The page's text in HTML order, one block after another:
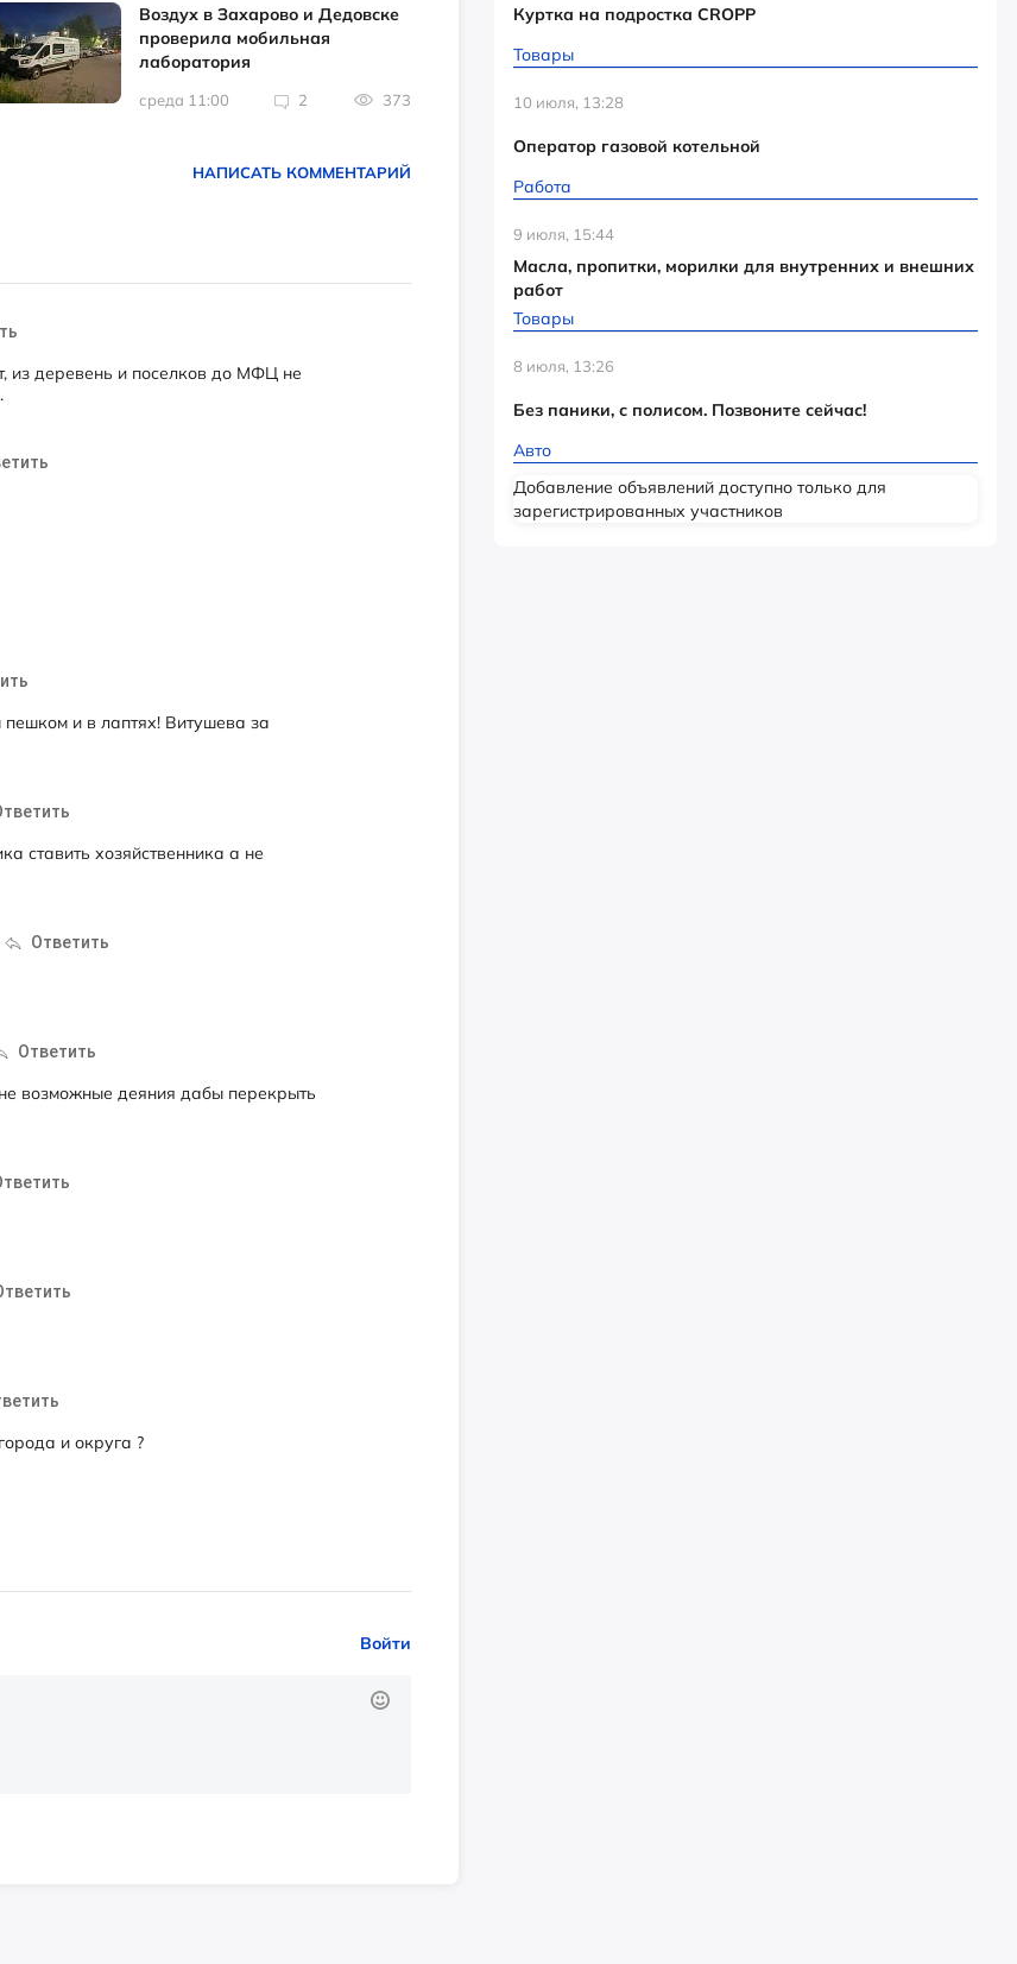
Воздух в Захарово и Дедовске
проверила мобильная
лаборатория
среда 11:00 2 373
НАПИСАТЬ КОММЕНТАРИЙ
из деревень и поселков до МФЦ не
и в лаптях! Витушева за
ставить хозяйственника а не
Ответить
Ответить
возможные деяния дабы перекрыть
и округа ?
Войти
Куртка на подростка CROPP
Товары
10 июля, 13:28
Оператор газовой котельной
Работа
9 июля, 15:44
Масла, пропитки, морилки для внутренних и внешних
работ
Товары
8 июля, 13:26
Без паники, с полисом. Позвоните сейчас!
Авто
Добавление объявлений доступно только для
зарегистрированных участников